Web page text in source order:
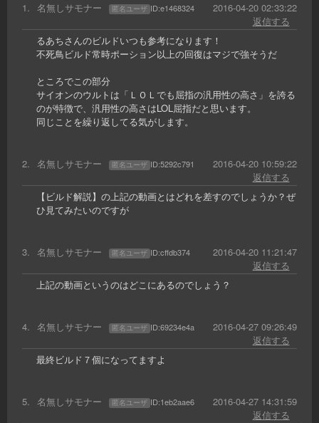
1. 名無しサモナー 匿名ユーザ ID:e1468324
2016-04-20 02:33:22
返信する
るあちさんのビルドいつも参考になります！
不死鳥ビルド常時ポーション以上の回復はマジで強そうだ
ところでこの部分
サイオンのウルトは「ＬＯＬでも屈指の汎用性の高さ」を誇る
のが特徴で、汎用性の高さはLOL屈指だと思います。
同じことを繰り返してる気がします。
2. 名無しサモナー 匿名ユーザ ID:5292c791
2016-04-20 10:59:22
返信する
【ビルド解説】の上記の動画とはどれを差すのでしょうか？ぜ
ひ見てみたいのですが
3. 名無しサモナー 匿名ユーザ ID:cffdb374
2016-04-20 11:21:47
返信する
上記の動画というのはどこにあるのでしょう？
4. 名無しサモナー 匿名ユーザ ID:69234e4a
2016-04-27 09:26:49
返信する
最終ビルド７個になってますよ
5. 名無しサモナー 匿名ユーザ ID:1eb2aae6
2016-04-27 14:31:59
返信する